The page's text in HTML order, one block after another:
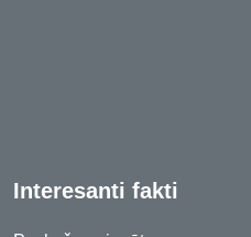
Interesanti fakti